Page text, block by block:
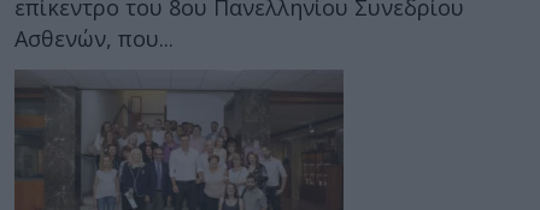
επίκεντρο του 8ου Πανελληνίου Συνεδρίου
Ασθενών, που...